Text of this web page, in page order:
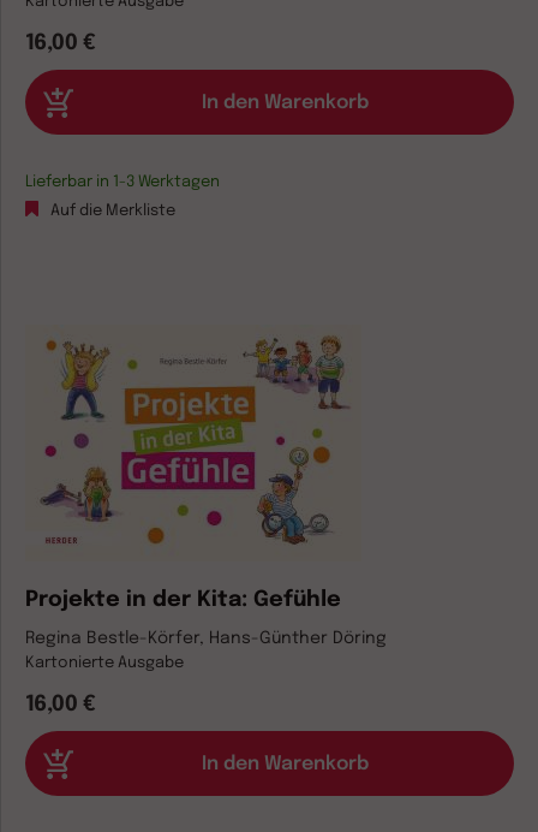
16,00 €
Lieferbar in 1-3 Werktagen
Auf die Merkliste
Projekte in der Kita: Gefühle
Regina Bestle-Körfer, Hans-Günther Döring
Kartonierte Ausgabe
16,00 €